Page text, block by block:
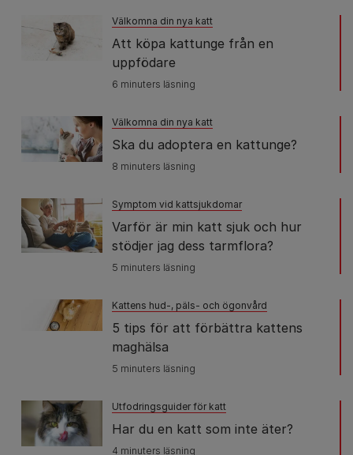
Välkomna din nya katt
Att köpa kattunge från en
uppfödare
6 minuters läsning
Välkomna din nya katt
Ska du adoptera en kattunge?
8 minuters läsning
Symptom vid kattsjukdomar
Varför är min katt sjuk och hur
stödjer jag dess tarmflora?
5 minuters läsning
Kattens hud-, päls- och ögonvård
5 tips för att förbättra kattens
maghälsa
5 minuters läsning
Utfodringsguider för katt
Har du en katt som inte äter?
4 minuters läsning